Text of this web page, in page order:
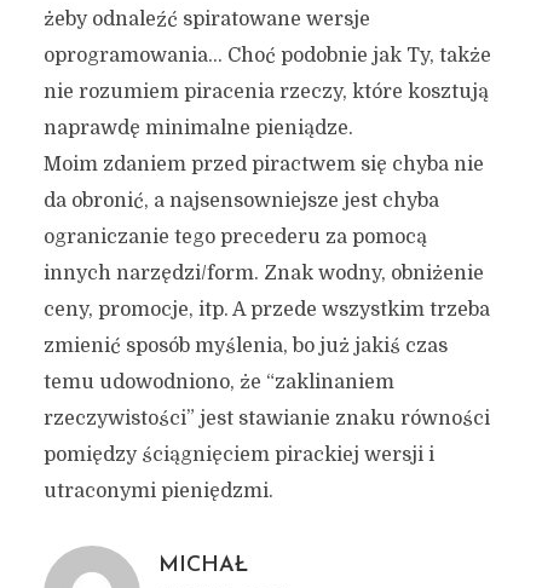
żeby odnaleźć spiratowane wersje
oprogramowania… Choć podobnie jak Ty, także
nie rozumiem piracenia rzeczy, które kosztują
naprawdę minimalne pieniądze.
Moim zdaniem przed piractwem się chyba nie
da obronić, a najsensowniejsze jest chyba
ograniczanie tego precederu za pomocą
innych narzędzi/form. Znak wodny, obniżenie
ceny, promocje, itp. A przede wszystkim trzeba
zmienić sposób myślenia, bo już jakiś czas
temu udowodniono, że “zaklinaniem
rzeczywistości” jest stawianie znaku równości
pomiędzy ściągnięciem pirackiej wersji i
utraconymi pieniędzmi.
MICHAŁ